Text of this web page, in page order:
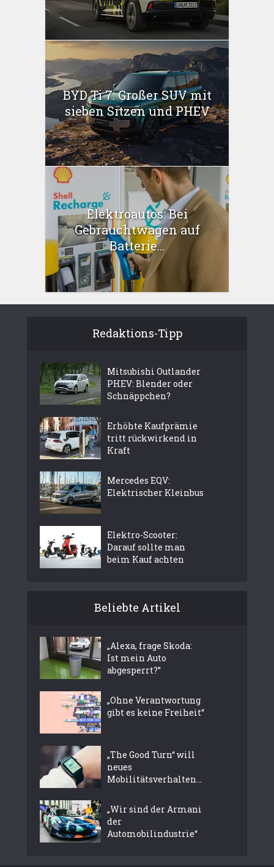
BYD Ti 7: Großer SUV mit
sieben Sitzen und PHEV
Elektroautos: Bei
Gebrauchtwagen auf
Batterie...
Redaktions-Tipp
Mitsubishi Outlander
PHEV: Blender oder
Schnäppchen?
Erhöhte Kaufprämie
tritt rückwirkend in
Kraft
Mercedes EQV:
Elektrischer Kleinbus
Elektro-Scooter:
Darauf sollte man
beim Kauf achten
Beliebte Artikel
„Alexa, frage Skoda:
Ist mein Auto
abgesperrt?”
„Ohne Verantwortung
gibt es keine Freiheit“
„The Good Turn“ will
neues
Mobilitätsverhalten...
„Wir sind der Armani
der
Automobilindustrie“